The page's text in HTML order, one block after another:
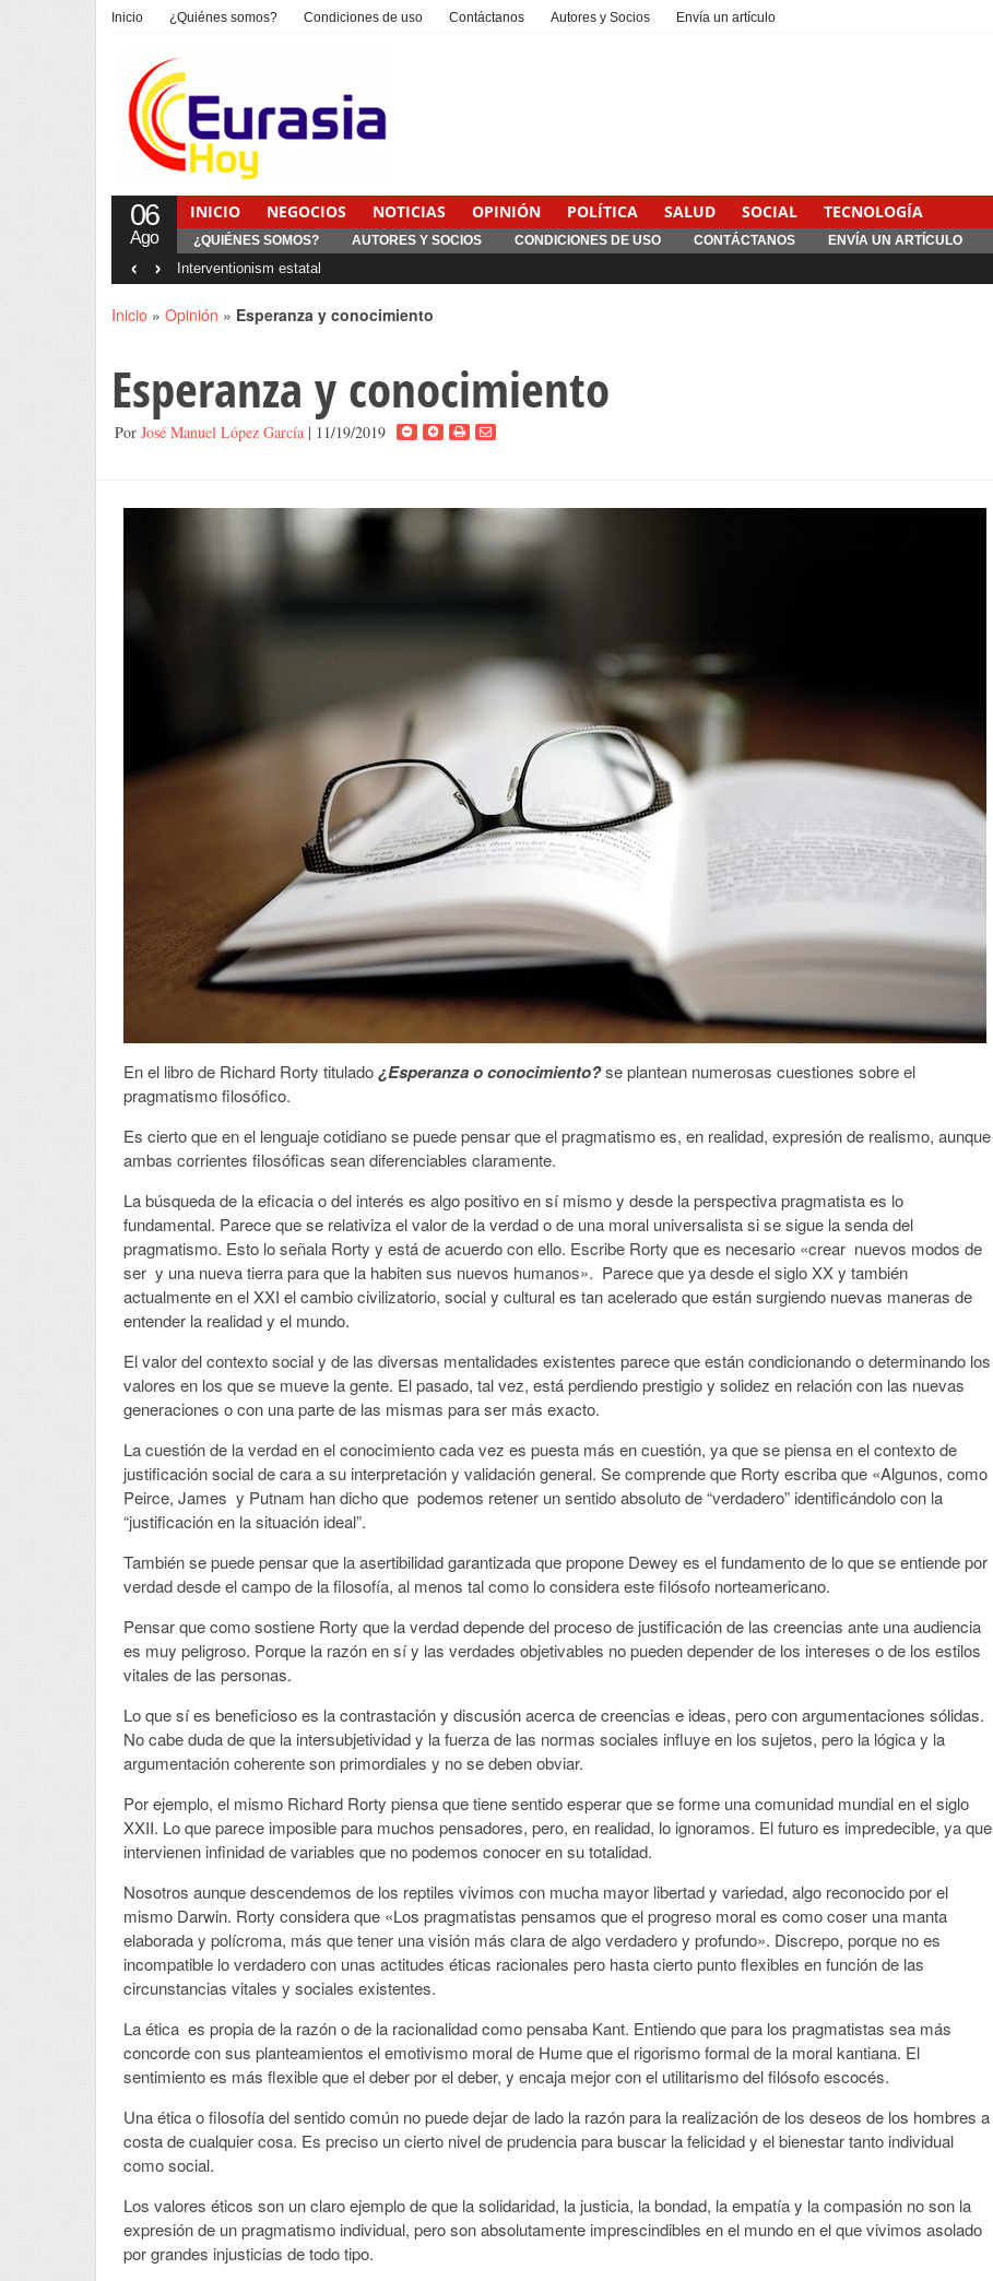
Inicio ¿Quiénes somos? Condiciones de uso Contáctanos Autores y Socios Envía un artículo
06
Ago
INICIO NEGOCIOS NOTICIAS OPINIÓN POLÍTICA SALUD SOCIAL TECNOLOGÍA
¿QUIÉNES SOMOS? AUTORES Y SOCIOS CONDICIONES DE USO CONTÁCTANOS ENVÍA UN ARTÍCULO
Interventionism estatal
‹ ›
Inicio » Opinión » Esperanza y conocimiento
Esperanza y conocimiento
Por José Manuel López García | 11/19/2019
En el libro de Richard Rorty titulado¿Esperanza o conocimiento?se plantean numerosas cuestiones sobre el
pragmatismo filosófico.
Es cierto que en el lenguaje cotidiano se puede pensar que el pragmatismo es, en realidad, expresión de realismo, aunque
ambas corrientes filosóficas sean diferenciables claramente.
La búsqueda de la eficacia o del interés es algo positivo en sí mismo y desde la perspectiva pragmatista es lo
fundamental. Parece que se relativiza el valor de la verdad o de una moral universalista si se sigue la senda del
pragmatismo. Esto lo señala Rorty y está de acuerdo con ello. Escribe Rorty que es necesario «crear nuevos modos de
ser y una nueva tierra para que la habiten sus nuevos humanos». Parece que ya desde el siglo XX y también
actualmente en el XXI el cambio civilizatorio, social y cultural es tan acelerado que están surgiendo nuevas maneras de
entender la realidad y el mundo.
El valor del contexto social y de las diversas mentalidades existentes parece que están condicionando o determinando los
valores en los que se mueve la gente. El pasado, tal vez, está perdiendo prestigio y solidez en relación con las nuevas
generaciones o con una parte de las mismas para ser más exacto.
La cuestión de la verdad en el conocimiento cada vez es puesta más en cuestión, ya que se piensa en el contexto de
justificación social de cara a su interpretación y validación general. Se comprende que Rorty escriba que «Algunos, como
Peirce, James y Putnam han dicho que podemos retener un sentido absoluto de “verdadero” identificándolo con la
“justificación en la situación ideal”.
También se puede pensar que la asertibilidad garantizada que propone Dewey es el fundamento de lo que se entiende por
verdad desde el campo de la filosofía, al menos tal como lo considera este filósofo norteamericano.
Pensar que como sostiene Rorty que la verdad depende del proceso de justificación de las creencias ante una audiencia
es muy peligroso. Porque la razón en sí y las verdades objetivables no pueden depender de los intereses o de los estilos
vitales de las personas.
Lo que sí es beneficioso es la contrastación y discusión acerca de creencias e ideas, pero con argumentaciones sólidas.
No cabe duda de que la intersubjetividad y la fuerza de las normas sociales influye en los sujetos, pero la lógica y la
argumentación coherente son primordiales y no se deben obviar.
Por ejemplo, el mismo Richard Rorty piensa que tiene sentido esperar que se forme una comunidad mundial en el siglo
XXII. Lo que parece imposible para muchos pensadores, pero, en realidad, lo ignoramos. El futuro es impredecible, ya que
intervienen infinidad de variables que no podemos conocer en su totalidad.
Nosotros aunque descendemos de los reptiles vivimos con mucha mayor libertad y variedad, algo reconocido por el
mismo Darwin. Rorty considera que «Los pragmatistas pensamos que el progreso moral es como coser una manta
elaborada y polícroma, más que tener una visión más clara de algo verdadero y profundo». Discrepo, porque no es
incompatible lo verdadero con unas actitudes éticas racionales pero hasta cierto punto flexibles en función de las
circunstancias vitales y sociales existentes.
La ética es propia de la razón o de la racionalidad como pensaba Kant. Entiendo que para los pragmatistas sea más
concorde con sus planteamientos el emotivismo moral de Hume que el rigorismo formal de la moral kantiana. El
sentimiento es más flexible que el deber por el deber, y encaja mejor con el utilitarismo del filósofo escocés.
Una ética o filosofía del sentido común no puede dejar de lado la razón para la realización de los deseos de los hombres a
costa de cualquier cosa. Es preciso un cierto nivel de prudencia para buscar la felicidad y el bienestar tanto individual
como social.
Los valores éticos son un claro ejemplo de que la solidaridad, la justicia, la bondad, la empatía y la compasión no son la
expresión de un pragmatismo individual, pero son absolutamente imprescindibles en el mundo en el que vivimos asolado
por grandes injusticias de todo tipo.